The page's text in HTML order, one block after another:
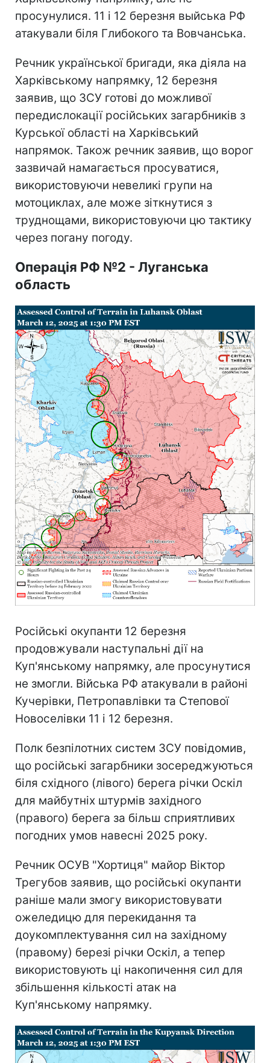
просунулися. 11 і 12 березня выйська РФ
атакували біля Глибокого та Вовчанська.
Речник української бригади, яка діяла на
Харківському напрямку, 12 березня
заявив, що ЗСУ готові до можливої ​​
передислокації російських загарбників з
Курської області на Харківський
напрямок. Також речник заявив, що ворог
зазвичай намагається просуватися,
використовуючи невеликі групи на
мотоциклах, але може зіткнутися з
труднощами, використовуючи цю тактику
через погану погоду.
Операція РФ №2 - Луганська
область
Російські окупанти 12 березня
продовжували наступальні дії на
Куп'янському напрямку, але просунутися
не змогли. Війська РФ атакували в районі
Кучерівки, Петропавлівки та Степової
Новоселівки 11 і 12 березня.
Полк безпілотних систем ЗСУ повідомив,
що російські загарбники зосереджуються
біля східного (лівого) берега річки Оскіл
для майбутніх штурмів західного
(правого) берега за більш сприятливих
погодних умов навесні 2025 року.
Речник ОСУВ "Хортиця" майор Віктор
Трегубов заявив, що російські окупанти
раніше мали змогу використовувати
ожеледицю для перекидання та
доукомплектування сил на західному
(правому) березі річки Оскіл, а тепер
використовують ці накопичення сил для
збільшення кількості атак на
Куп'янському напрямку.